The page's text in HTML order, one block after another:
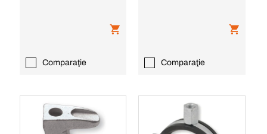
Comparaţie Comparaţie